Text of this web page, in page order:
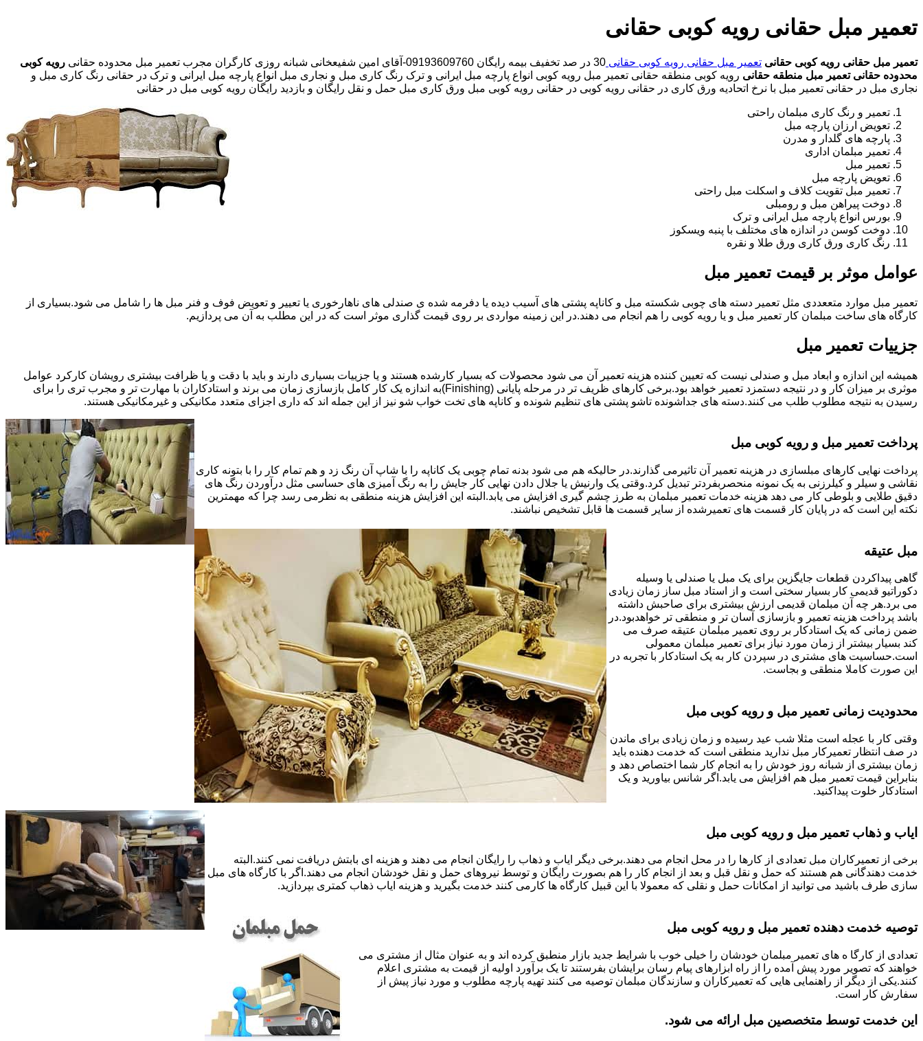
تعمیر مبل حقانی رویه کوبی حقانی
تعمیر مبل حقانی رویه کوبی حقانی تعمیر مبل حقانی رویه کوبی حقانی 30 در صد تخفیف بیمه رایگان 09193609760-آقای امین شفیعخانی شبانه روزی کارگران مجرب تعمیر مبل محدوده حقانی
رویه کوبی
محدوده حقانیتعمیر مبل منطقه حقانی رویه کوبی منطقه حقانی تعمیر مبل رویه کوبی انواع پارچه مبل ایرانی و ترک رنگ کاری مبل و نجاری مبل انواع پارچه مبل ایرانی و ترک در حقانی رنگ کاری مبل و
نجاری مبل در حقانی تعمیر مبل با نرخ اتحادیه ورق کاری در حقانی رویه کوبی در حقانی رویه کوبی مبل ورق کاری مبل حمل و نقل رایگان و بازدید رایگان رویه کوبی مبل در حقانی
تعمیر و رنگ کاری مبلمان راحتی
تعویض ارزان پارچه مبل
پارچه های گلدار و مدرن
تعمیر مبلمان اداری
تعمیر مبل
تعویض پارچه مبل
تعمیر مبل تقویت کلاف و اسکلت مبل راحتی
دوخت پیراهن مبل و رومبلی
بورس انواع پارچه مبل ایرانی و ترک
دوخت کوسن در اندازه های مختلف با پنبه ویسکوز
رنگ کاری ورق کاری ورق طلا و نقره
عوامل موثر بر قیمت تعمیر مبل
تعمیر مبل موارد متععددی مثل تعمیر دسته های چوبی شکسته مبل و کاناپه پشتی های آسیب دیده یا دفرمه شده ی صندلی های ناهارخوری یا تعییر و تعویض فوف و فنر مبل ها را شامل می شود.بسیاری از
کارگاه های ساخت مبلمان کار تعمیر مبل و یا رویه کوبی را هم انجام می دهند.در این زمینه مواردی بر روی قیمت گذاری موثر است که در این مطلب به آن می پردازیم.
جزییات تعمیر مبل
همیشه این اندازه و ابعاد مبل و صندلی نیست که تعیین کننده هزینه تعمیر آن می شود محصولات که بسیار کارشده هستند و یا جزییات بسیاری دارند و باید با دقت و یا ظرافت بیشتری رویشان کارکرد عوامل
موثری بر میزان کار و در نتیجه دستمزد تعمیر خواهد بود.برخی کارهای ظریف تر در مرحله پایانی (Finishing)به اندازه یک کار کامل بازسازی زمان می برند و استادکاران با مهارت تر و مجرب تری را برای
رسیدن به نتیجه مطلوب طلب می کنند.دسته های جداشونده تاشو پشتی های تنظیم شونده و کاناپه های تخت خواب شو نیز از این جمله اند که داری اجزای متعدد مکانیکی و غیرمکانیکی هستند.
پرداخت تعمیر مبل و رویه کوبی مبل
پرداخت نهایی کارهای مبلسازی در هزینه تعمیر آن تاثیرمی گذارند.در حالیکه هم می شود بدنه تمام چوبی یک کاناپه را با شاپ آن رنگ زد و هم تمام کار را با بتونه کاری
نقاشی و سیلر و کیلرزنی به یک نمونه منحصربفردتر تبدیل کرد.وقتی یک وارنیش یا جلال دادن نهایی کار جایش را به رنگ آمیزی های حساسی مثل درآوردن رنگ های
دقیق طلایی و بلوطی کار می دهد هزینه خدمات تعمیر مبلمان به طرز چشم گیری افزایش می یابد.البته این افزایش هزینه منطقی به نظرمی رسد چرا که مهمترین
نکته این است که در پایان کار قسمت های تعمیرشده از سایر قسمت ها قابل تشخیص نباشند.
مبل عتیقه
گاهی پیداکردن قطعات جایگزین برای یک مبل یا صندلی یا وسیله
دکوراتیو قدیمی کار بسیار سختی است و از استاد مبل ساز زمان زیادی
می برد.هر چه آن مبلمان قدیمی ارزش بیشتری برای صاحبش داشته
باشد پرداخت هزینه تعمیر و بازسازی آسان تر و منطقی تر خواهدبود.در
ضمن زمانی که یک استادکار بر روی تعمیر مبلمان عتیقه صرف می
کند بسیار بیشتر از زمان مورد نیاز برای تعمیر مبلمان معمولی
است.حساسیت های مشتری در سپردن کار به یک استادکار با تجربه در
این صورت کاملا منطقی و بجاست.
محدودیت زمانی تعمیر مبل و رویه کوبی مبل
وقتی کار با عجله است مثلا شب عید رسیده و زمان زیادی برای ماندن
در صف انتظار تعمیرکار مبل ندارید منطقی است که خدمت دهنده باید
زمان بیشتری از شبانه روز خودش را به انجام کار شما اختصاص دهد و
بنابراین قیمت تعمیر مبل هم افزایش می یابد.اگر شانس بیاورید و یک
استادکار خلوت پیداکنید.
ایاب و ذهاب تعمیر مبل و رویه کوبی مبل
برخی از تعمیرکاران مبل تعدادی از کارها را در محل انجام می دهند.برخی دیگر ایاب و ذهاب را رایگان انجام می دهند و هزینه ای بابتش دریافت نمی کنند.البته
خدمت دهندگانی هم هستند که حمل و نقل قبل و بعد از انجام کار را هم بصورت رایگان و توسط نیروهای حمل و نقل خودشان انجام می دهند.اگر با کارگاه های مبل
سازی طرف باشید می توانید از امکانات حمل و نقلی که معمولا با این قبیل کارگاه ها کارمی کنند خدمت بگیرید و هزینه ایاب ذهاب کمتری بپردازید.
توصیه خدمت دهنده تعمیر مبل و رویه کوبی مبل
تعدادی از کارگا ه های تعمیر مبلمان خودشان را خیلی خوب با شرایط جدید بازار منطبق کرده اند و به عنوان مثال از مشتری می
خواهند که تصویر مورد پیش آمده را از راه ابزارهای پیام رسان برایشان بفرستند تا یک برآورد اولیه از قیمت به مشتری اعلام
کنند.یکی از دیگر از راهنمایی هایی که تعمیرکاران و سازندگان مبلمان توصیه می کنند تهیه پارچه مطلوب و مورد نیاز پیش از
سفارش کار است.
این خدمت توسط متخصصین مبل ارائه می شود.